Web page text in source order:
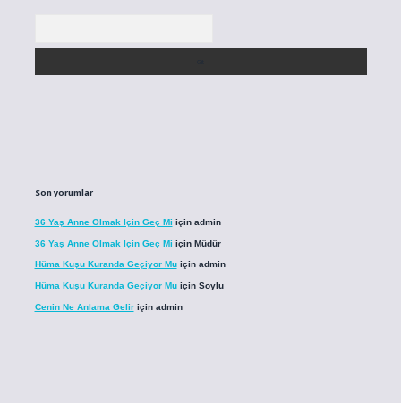
Son yorumlar
36 Yaş Anne Olmak Için Geç Mi için admin
36 Yaş Anne Olmak Için Geç Mi için Müdür
Hüma Kuşu Kuranda Geçiyor Muiçin admin
Hüma Kuşu Kuranda Geçiyor Muiçin Soylu
Cenin Ne Anlama Geliriçin admin